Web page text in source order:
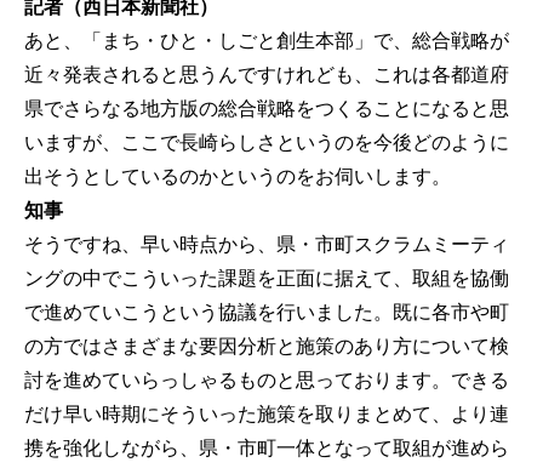
記者（西日本新聞社）
あと、「まち・ひと・しごと創生本部」で、総合戦略が
近々発表されると思うんですけれども、これは各都道府
県でさらなる地方版の総合戦略をつくることになると思
いますが、ここで長崎らしさというのを今後どのように
出そうとしているのかというのをお伺いします。
知事
そうですね、早い時点から、県・市町スクラムミーティ
ングの中でこういった課題を正面に据えて、取組を協働
で進めていこうという協議を行いました。既に各市や町
の方ではさまざまな要因分析と施策のあり方について検
討を進めていらっしゃるものと思っております。できる
だけ早い時期にそういった施策を取りまとめて、より連
携を強化しながら、県・市町一体となって取組が進めら